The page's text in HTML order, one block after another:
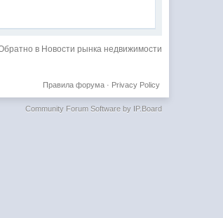
в Новости рынка недвижимости
Privacy Policy
Правила форума·
Community Forum Software by IP.Board